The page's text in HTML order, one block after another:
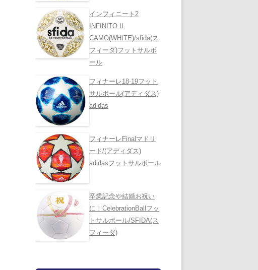
インフィニート2
INFINITO II
CAMO(WHITE)/sfida(ス
フィーダ)フットサルボ
ール
フィナーレ18-19フット
サルボール(アディダス)
adidas
フィナーレFinalマドリ
ード/(アディダス)
adidasフットサルボール
卒業記念や結婚お祝い
に！CelebrationBallフッ
トサルボール/SFIDA(ス
フィーダ)